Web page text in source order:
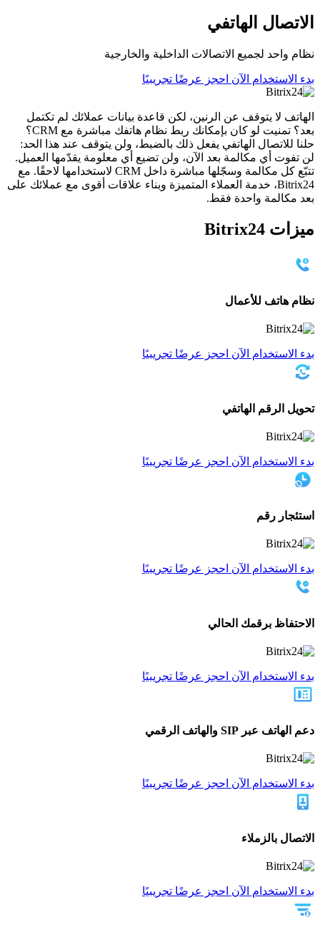
الاتصال الهاتفي
نظام واحد لجميع الاتصالات الداخلية والخارجية
بدء الاستخدام الآن احجز عرضًا تجريبيًا
الهاتف لا يتوقف عن الرنين، لكن قاعدة بيانات عملائك لم تكتمل
بعد؟ تمنيت لو كان بإمكانك ربط نظام هاتفك مباشرة مع CRM؟
حلنا للاتصال الهاتفي يفعل ذلك بالضبط، ولن يتوقف عند هذا الحد:
لن تفوت أي مكالمة بعد الآن، ولن تضيع أي معلومة يقدّمها العميل.
تتبّع كل مكالمة وسجّلها مباشرة داخل CRM لاستخدامها لاحقًا. مع
Bitrix24، خدمة العملاء المتميزة وبناء علاقات أقوى مع عملائك على
بعد مكالمة واحدة فقط.
ميزات Bitrix24
نظام هاتف للأعمال
بدء الاستخدام الآن احجز عرضًا تجريبيًا
تحويل الرقم الهاتفي
بدء الاستخدام الآن احجز عرضًا تجريبيًا
استئجار رقم
بدء الاستخدام الآن احجز عرضًا تجريبيًا
الاحتفاظ برقمك الحالي
بدء الاستخدام الآن احجز عرضًا تجريبيًا
دعم الهاتف عبر SIP والهاتف الرقمي
بدء الاستخدام الآن احجز عرضًا تجريبيًا
الاتصال بالزملاء
بدء الاستخدام الآن احجز عرضًا تجريبيًا